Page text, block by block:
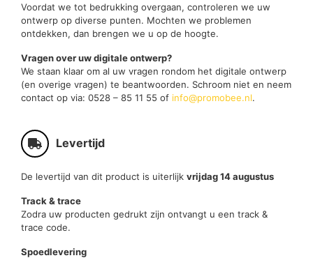
Voordat we tot bedrukking overgaan, controleren we uw
ontwerp op diverse punten. Mochten we problemen
ontdekken, dan brengen we u op de hoogte.
Vragen over uw digitale ontwerp?
We staan klaar om al uw vragen rondom het digitale ontwerp
(en overige vragen) te beantwoorden. Schroom niet en neem
contact op via: 0528 – 85 11 55 of info@promobee.nl.
Levertijd
De levertijd van dit product is uiterlijk vrijdag 14 augustus
Track & trace
Zodra uw producten gedrukt zijn ontvangt u een track &
trace code.
Spoedlevering